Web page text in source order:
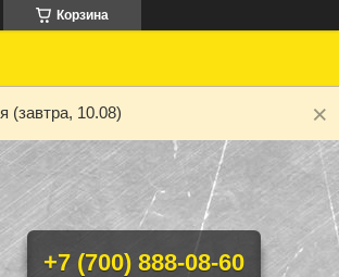
Корзина
(завтра, 10.08)
+7 (700) 888-08-60